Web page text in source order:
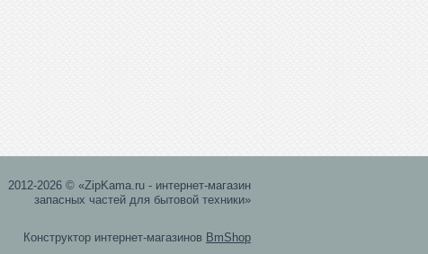
2012-2026 © «ZipKama.ru - интернет-магазин
запасных частей для бытовой техники»
Конструктор интернет-магазинов BmShop